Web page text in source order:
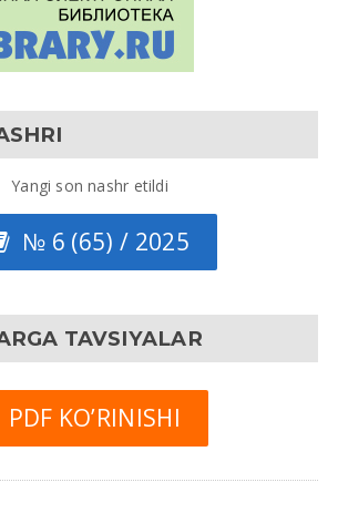
Yangi son nashr etildi
№ 6 (65) / 2025
TAVSIYALAR
PDF KO’RINISHI